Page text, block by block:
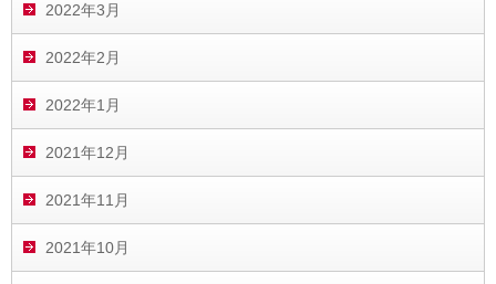
2022年3月
2022年2月
2022年1月
2021年12月
2021年11月
2021年10月